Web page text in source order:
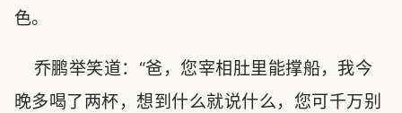
色。
乔鹏举笑道：“爸，您宰相肚里能撑船，我今
晚多喝了两杯，想到什么就说什么，您可千万别